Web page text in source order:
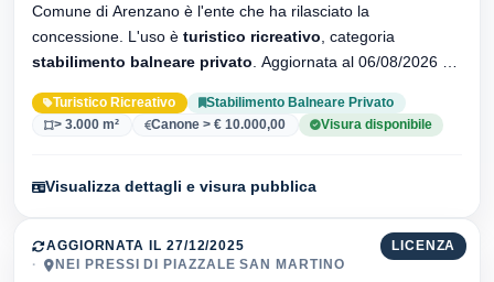
Comune di Arenzano è l'ente che ha rilasciato la
concessione. L'uso è turistico ricreativo , categoria
stabilimento balneare privato
Turistico Ricreativo
Stabilimento Balneare Privato
> 3.000 m²
Canone > € 10.000,00 Visura disponibile
Visualizza dettagli e visura pubblica
LICENZA
AGGIORNATA IL 27/12/2025
NEI PRESSI DI PIAZZALE SAN MARTINO